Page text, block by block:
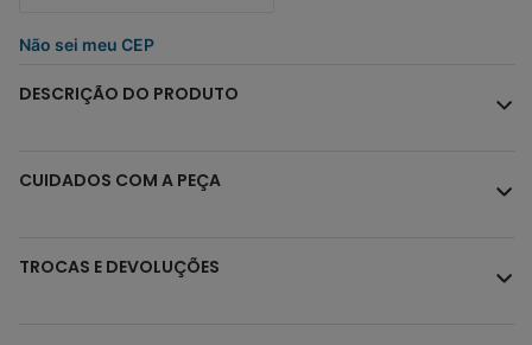
Não sei meu CEP
DESCRIÇÃO DO PRODUTO
CUIDADOS COM A PEÇA
TROCAS E DEVOLUÇÕES